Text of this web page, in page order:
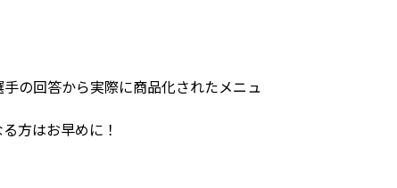
の回答から実際に商品化されたメニュ
方はお早めに！